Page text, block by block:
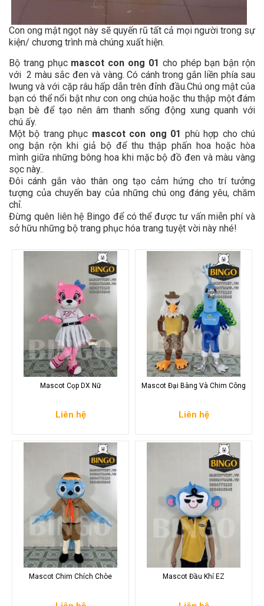
Con ong mật ngọt này sẽ quyến rũ tất cả mọi người trong sự
kiện/ chương trình mà chúng xuất hiện.
Bộ trang phục mascot con ong 01 cho phép bạn bận rộn
với 2 màu sắc đen và vàng. Có cánh trong gắn liền phía sau
lwung và với cặp râu hấp dẫn trên đỉnh đầu.Chú ong mật của
bạn có thể nổi bật như con ong chúa hoặc thu thập một đám
bạn bè để tạo nên âm thanh sống động xung quanh với
chú ấy.
Một bộ trang phục mascot con ong 01 phù hợp cho chú
ong bận rộn khi giả bộ để thu thập phấn hoa hoặc hòa
mình giữa những bông hoa khi mặc bộ đồ đen và màu vàng
sọc này..
Đôi cánh gắn vào thân ong tạo cảm hứng cho trí tưởng
tượng của chuyến bay của những chú ong đáng yêu, chăm
chỉ.
Đừng quên liên hệ Bingo để có thể được tư vấn miễn phí và
sở hữu những bộ trang phục hóa trang tuyệt vời này nhé!
Mascot Cọp DX Nữ
Liên hệ
Mascot Đại Bàng Và Chim Công
Liên hệ
Mascot Chim Chích Chòe Mascot Đầu Khỉ EZ